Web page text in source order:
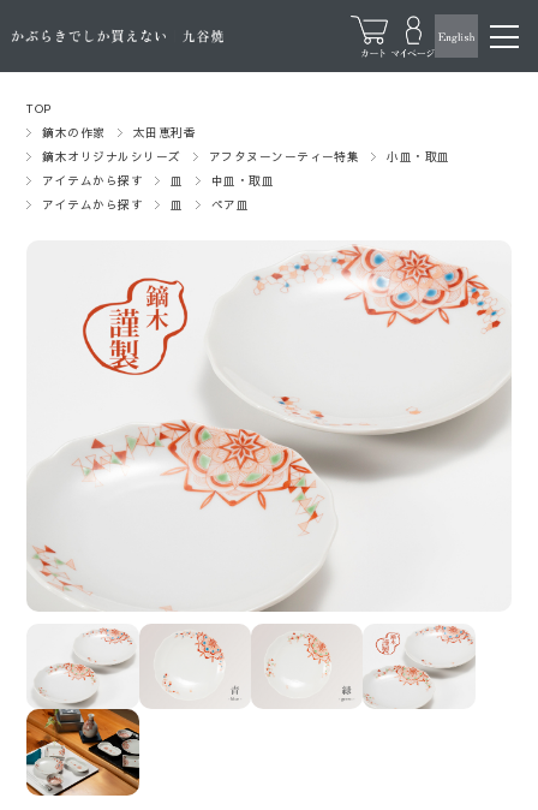
TOP
鏑木の作家
太田恵利香
鏑木オリジナルシリーズ
アフタヌーンーティー特集
小皿・取皿
アイテムから探す
皿
中皿・取皿
アイテムから探す
皿 ペア皿